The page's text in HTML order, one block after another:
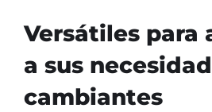
Versátiles para
a sus
cambiantes